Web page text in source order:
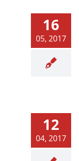
16
05, 2017
12
04, 2017